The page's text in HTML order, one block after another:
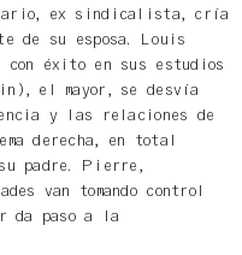
ex sindicalista, cría
de su esposa. Louis
con éxito en sus estudios
el mayor, se desvía
y las relaciones de
derecha, en total
padre. Pierre,
van tomando control
da paso a la